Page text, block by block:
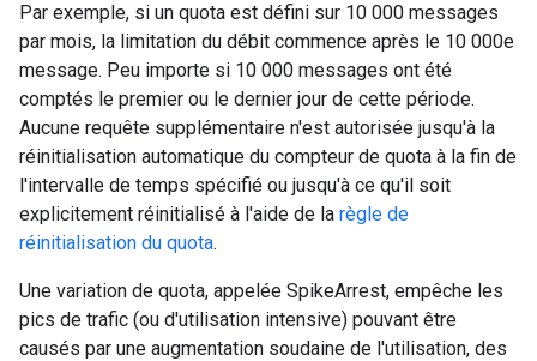
Par exemple, si un quota est défini sur 10 000 messages
par mois, la limitation du débit commence après le 10 000e
message. Peu importe si 10 000 messages ont été
comptés le premier ou le dernier jour de cette période.
Aucune requête supplémentaire n'est autorisée jusqu'à la
réinitialisation automatique du compteur de quota à la fin de
l'intervalle de temps spécifié ou jusqu'à ce qu'il soit
explicitement réinitialisé à l'aide de la règle de
réinitialisation du quota.
Une variation de quota, appelée SpikeArrest, empêche les
pics de trafic (ou d'utilisation intensive) pouvant être
causés par une augmentation soudaine de l'utilisation, des